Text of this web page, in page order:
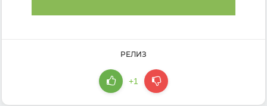
РЕЛИЗ
+1